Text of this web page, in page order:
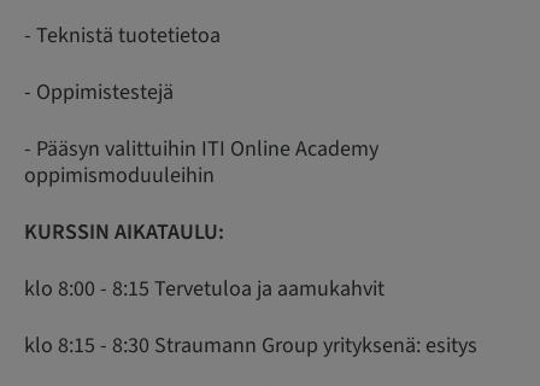
- Teknistä tuotetietoa
- Oppimistestejä
- Pääsyn valittuihin ITI Online Academy
oppimismoduuleihin
KURSSIN AIKATAULU:
klo 8:00 - 8:15 Tervetuloa ja aamukahvit
klo 8:15 - 8:30 Straumann Group yrityksenä: esitys